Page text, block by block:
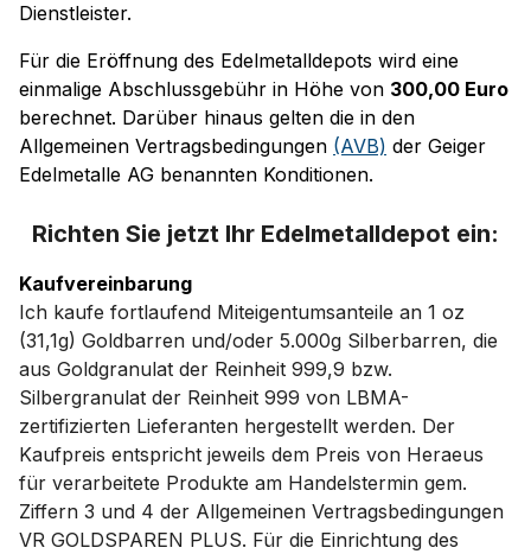
Dienstleister.
Für die Eröffnung des Edelmetalldepots wird eine
einmalige Abschlussgebühr in Höhe von 300,00 Euro
berechnet. Darüber hinaus gelten die in den
Allgemeinen Vertragsbedingungen (AVB) der Geiger
Edelmetalle AG benannten Konditionen.
Richten Sie jetzt Ihr Edelmetalldepot ein:
Kaufvereinbarung
Ich kaufe fortlaufend Miteigentumsanteile an 1 oz
(31,1g) Goldbarren und/oder 5.000g Silberbarren, die
aus Goldgranulat der Reinheit 999,9 bzw.
Silbergranulat der Reinheit 999 von LBMA-
zertifizierten Lieferanten hergestellt werden. Der
Kaufpreis entspricht jeweils dem Preis von Heraeus
für verarbeitete Produkte am Handelstermin gem.
Ziffern 3 und 4 der Allgemeinen Vertragsbedingungen
VR GOLDSPAREN PLUS. Für die Einrichtung des